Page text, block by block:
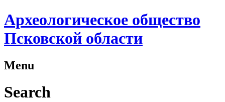
Археологическое общество
Псковской области
Menu
Search